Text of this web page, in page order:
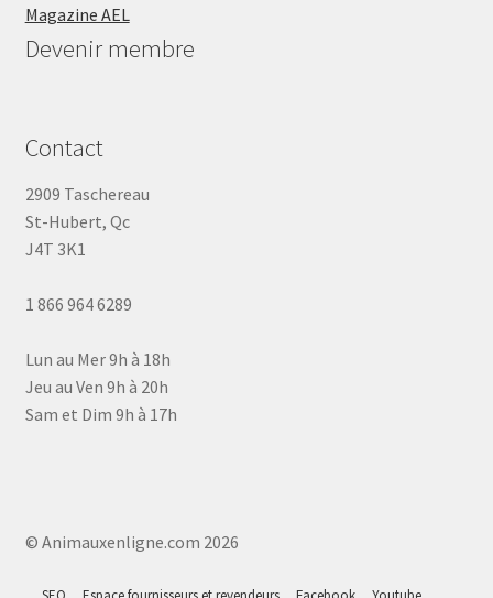
Magazine AEL
Devenir membre
Contact
2909 Taschereau
St-Hubert, Qc
J4T 3K1
1 866 964 6289
Lun au Mer 9h à 18h
Jeu au Ven 9h à 20h
Sam et Dim 9h à 17h
© Animauxenligne.com 2026